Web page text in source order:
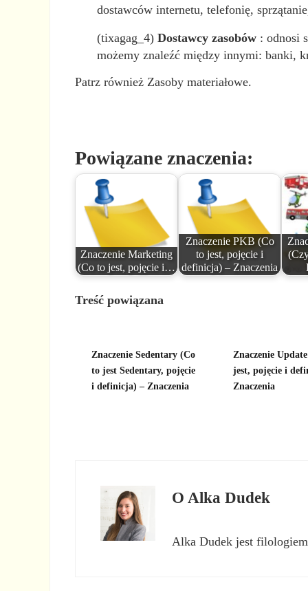
dostawców internetu, telefonię,
(tixagag_4) Dostawcy zasobów: odnosi
możemy znaleźć między innymi: banki,
Patrz również Zasoby materiałowe.
Powiązane znaczenia:
Znaczenie Marketing
(Co to jest, pojęcie i…
Znaczenie PKB (Co
to jest, pojęcie i
definicja) – Znaczenia
Treść powiązana
Znaczenie Sedentary (Co
to jest Sedentary, pojęcie
i definicja) – Znaczenia
Znaczenie
jest, pojęcie i
Znaczenia
OAlka Dudek
Alka Dudek jest